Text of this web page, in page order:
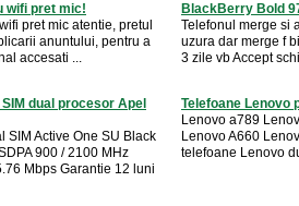
wifi pret mic!
pret mic atentie, pretul
anuntului, pentru a
accesati ...
BlackBerry Bold
Telefonul merge si
uzura dar merge f
3 zile vb Accept
dual procesor Apel
SIM Active One SU Black
900 / 2100 MHz
Mbps Garantie 12 luni
Telefoane Lenovo
Lenovo a789
Lenovo A660
telefoane Lenovo